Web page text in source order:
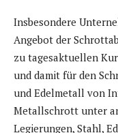
Insbesondere
Angebot der
zu tagesaktuellen
und damit für den
und Edelmetall von
Metallschrott unter
Legierungen, Stahl,